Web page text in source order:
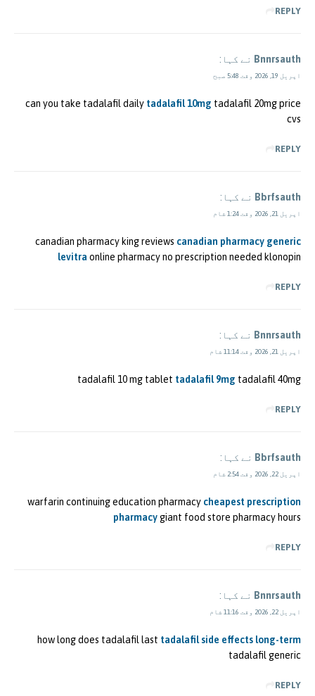
REPLY
Bnnrsauth نے کہا:
اپریل 19, 2026 وقت 5:48 صبح
can you take tadalafil daily tadalafil 10mg tadalafil 20mg price
cvs
REPLY
Bbrfsauth نے کہا:
اپریل 21, 2026 وقت 1:24 شام
canadian pharmacy king reviews canadian pharmacy generic
levitra online pharmacy no prescription needed klonopin
REPLY
Bnnrsauth نے کہا:
اپریل 21, 2026 وقت 11:14 شام
tadalafil 10 mg tablet tadalafil 9mg tadalafil 40mg
REPLY
Bbrfsauth نے کہا:
اپریل 22, 2026 وقت 2:54 شام
warfarin continuing education pharmacy cheapest prescription
pharmacygiant food store pharmacy hours
REPLY
Bnnrsauth نے کہا:
اپریل 22, 2026 وقت 11:16 شام
how long does tadalafil last tadalafil side effects long-term
tadalafil generic
REPLY